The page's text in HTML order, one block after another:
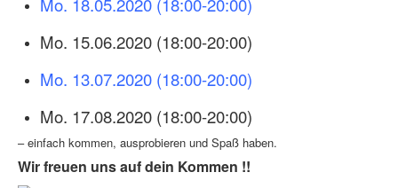
Rangliste
Fotos
Sponsoren
Forderungspyramide
Mo. 15.06.2020 (18:00-20:00)
Mo. 13.07.2020 (18:00-20:00)
Mo. 17.08.2020 (18:00-20:00)
– einfach kommen, ausprobieren und Spaß haben.
Wir freuen uns auf dein Kommen !!